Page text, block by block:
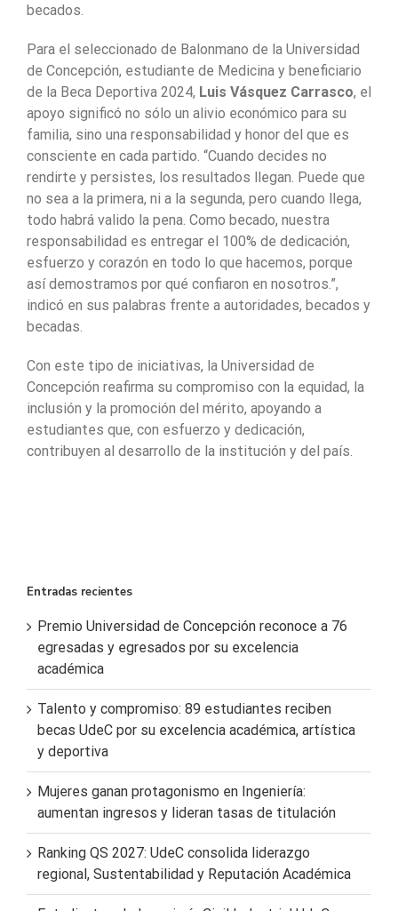
becados.
Para el seleccionado de Balonmano de la Universidad
de Concepción, estudiante de Medicina y beneficiario
de la Beca Deportiva 2024, Luis Vásquez Carrasco, el
apoyo significó no sólo un alivio económico para su
familia, sino una responsabilidad y honor del que es
consciente en cada partido. “Cuando decides no
rendirte y persistes, los resultados llegan. Puede que
no sea a la primera, ni a la segunda, pero cuando llega,
todo habrá valido la pena. Como becado, nuestra
responsabilidad es entregar el 100% de dedicación,
esfuerzo y corazón en todo lo que hacemos, porque
así demostramos por qué confiaron en nosotros.”,
indicó en sus palabras frente a autoridades, becados y
becadas.
Con este tipo de iniciativas, la Universidad de
Concepción reafirma su compromiso con la equidad, la
inclusión y la promoción del mérito, apoyando a
estudiantes que, con esfuerzo y dedicación,
contribuyen al desarrollo de la institución y del país.
Entradas recientes
Premio Universidad de Concepción reconoce a 76
egresadas y egresados por su excelencia
académica
Talento y compromiso: 89 estudiantes reciben
becas UdeC por su excelencia académica, artística
y deportiva
Mujeres ganan protagonismo en Ingeniería:
aumentan ingresos y lideran tasas de titulación
Ranking QS 2027: UdeC consolida liderazgo
regional, Sustentabilidad y Reputación Académica